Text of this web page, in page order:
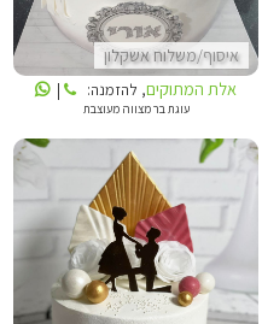
איסוף/משלוח אשקלון
אלת המתוקים, להזמנה: |
עוגת בר מצווה מעוצבת
אלת המתוקים